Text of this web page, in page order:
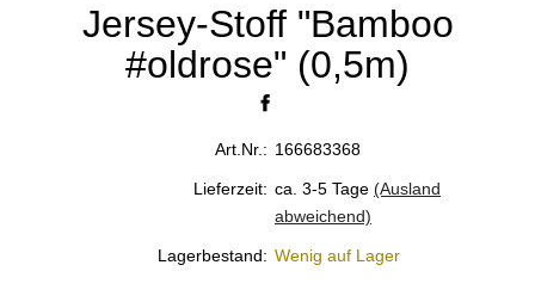
Jersey-Stoff "Bamboo
#oldrose" (0,5m)
Art.Nr.: 166683368
Lieferzeit: ca. 3-5 Tage (Ausland
abweichend)
Lagerbestand: Wenig auf Lager